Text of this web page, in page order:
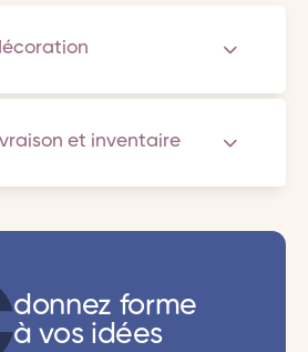
et inventaire
donnez forme
à vos idées